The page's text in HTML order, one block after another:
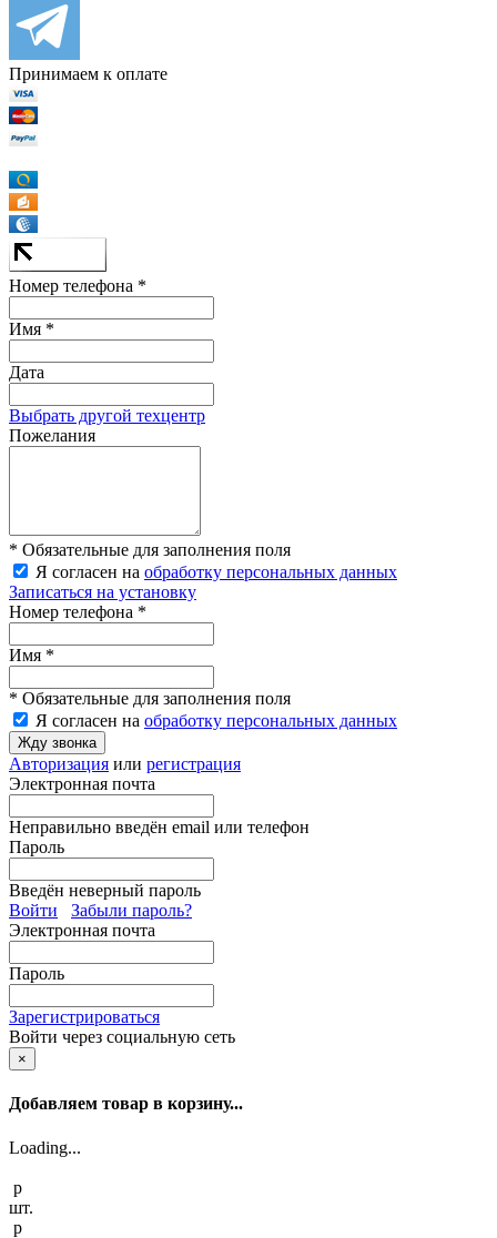
Принимаем к оплате
Номер телефона *
Имя *
Дата
Выбрать другой техцентр
Пожелания
* Обязательные для заполнения поля
Я согласен на обработку персональных данных
Записаться на установку
Номер телефона *
Имя *
* Обязательные для заполнения поля
Я согласен на обработку персональных данных
Жду звонка
Авторизация или регистрация
Электронная почта
Неправильно введён email или телефон
Пароль
Введён неверный пароль
Войти
Забыли пароль?
Электронная почта
Пароль
Зарегистрироваться
Войти через социальную сеть
×
Добавляем товар в корзину...
Loading...
p
шт.
p